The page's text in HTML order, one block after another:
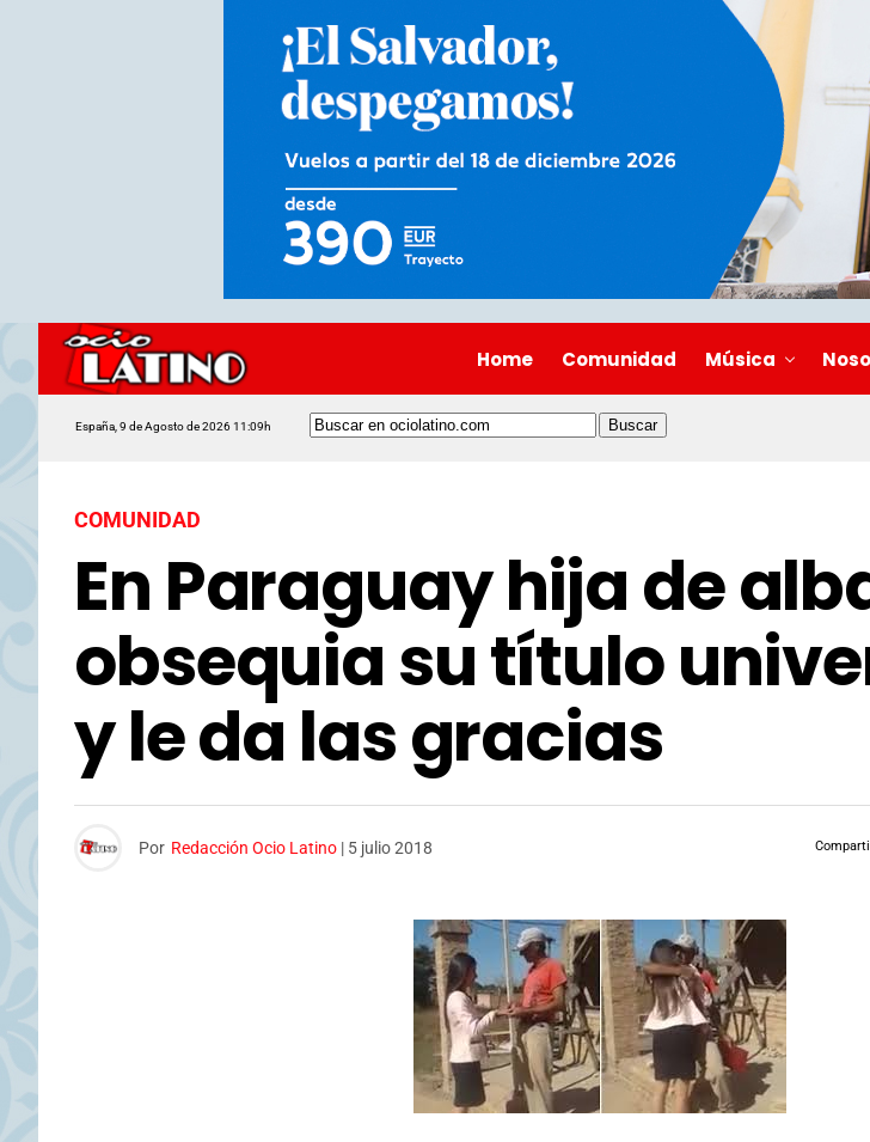
Home Comunidad Música
España, 9 de Agosto de 2026 11:09h
COMUNIDAD
En Paraguay hija de
obsequia su título
y le da las gracias
Por Redacción Ocio Latino | 5 julio 2018